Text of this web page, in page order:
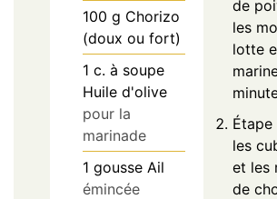
100 g Chorizo
(doux ou fort)
1 c. à soupe
Huile d'olive
pour la
marinade
1 gousse Ail
émincée
de
les
lotte
les
et les
de